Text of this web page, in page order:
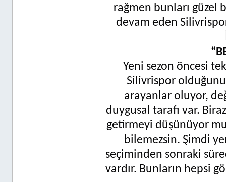
rağmen bunları güzel
devam eden
Yeni sezon öncesi
Silivrispor
arayanlar oluyor,
duygusal tarafı var.
getirmeyi düşünüyor
bilemezsin. Şimdi
seçiminden sonraki
vardır. Bunların hepsi